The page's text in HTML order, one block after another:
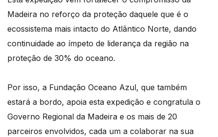
Madeira no reforço da proteção daquele que é o
ecossistema mais intacto do Atlântico Norte, dando
continuidade ao ímpeto de liderança da região na
proteção de 30% do oceano.
Por isso, a Fundação Oceano Azul, que também
estará a bordo, apoia esta expedição e congratula o
Governo Regional da Madeira e os mais de 20
parceiros envolvidos, cada um a colaborar na sua